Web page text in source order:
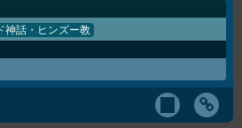
神話・ヒンズー教